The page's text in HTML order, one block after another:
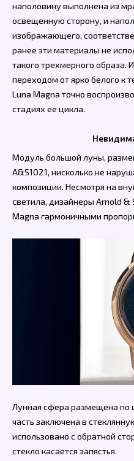
наполовину выполнена из
освещенную сторону, и
изображающего,
ранее эти материалы не
такого трехмерного
переходом от ярко белого к
Luna Magna точно
стадиях ее цикла.
Модуль большой луны,
A&S1021, нисколько не
композиции. Несмотря на
светила, дизайнеры Arnold &
Magna гармоничными
Лунная сфера размещена по
часть заключена в
использовано с обратной
стекло касается запястья.